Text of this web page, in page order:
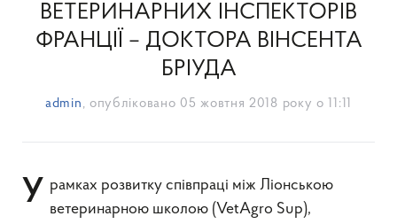
ВЕТЕРИНАРНИХ ІНСПЕКТОРІВ
ФРАНЦІЇ – ДОКТОРА ВІНСЕНТА
БРІУДА
admin , опубліковано 05 жовтня 2018 року о 11:11
У рамках розвитку співпраці між Ліонською ветеринарною школою (VetAgro Sup),